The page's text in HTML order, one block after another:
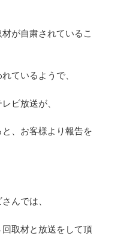
が自粛されているこ
ているようで、
ビ放送が、
、お客様より報告を
んでは、
取材と放送をして頂